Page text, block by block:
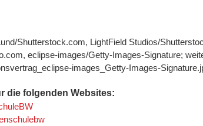
Shutterstock.com, LightField Studios/
eclipse-images/Getty-Images-Signature;
images_Getty-Images-
die folgenden Websites: